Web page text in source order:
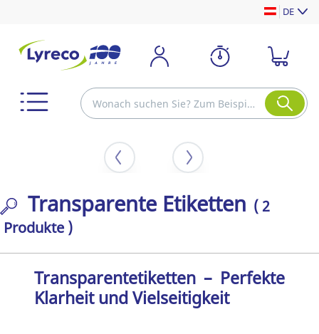
DE
Transparente Etiketten ( 2
Produkte )
Transparentetiketten – Perfekte
Klarheit und Vielseitigkeit